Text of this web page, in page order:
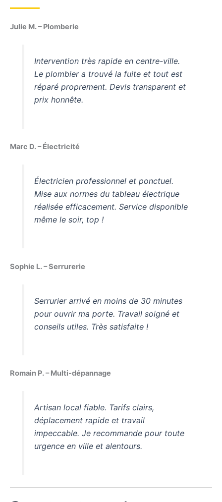
Julie M. – Plomberie
Intervention très rapide en centre-ville.
Le plombier a trouvé la fuite et tout est
réparé proprement. Devis transparent et
prix honnête.
Marc D. – Électricité
Électricien professionnel et ponctuel.
Mise aux normes du tableau électrique
réalisée efficacement. Service disponible
même le soir, top !
Sophie L. – Serrurerie
Serrurier arrivé en moins de 30 minutes
pour ouvrir ma porte. Travail soigné et
conseils utiles. Très satisfaite !
Romain P. – Multi-dépannage
Artisan local fiable. Tarifs clairs,
déplacement rapide et travail
impeccable. Je recommande pour toute
urgence en ville et alentours.